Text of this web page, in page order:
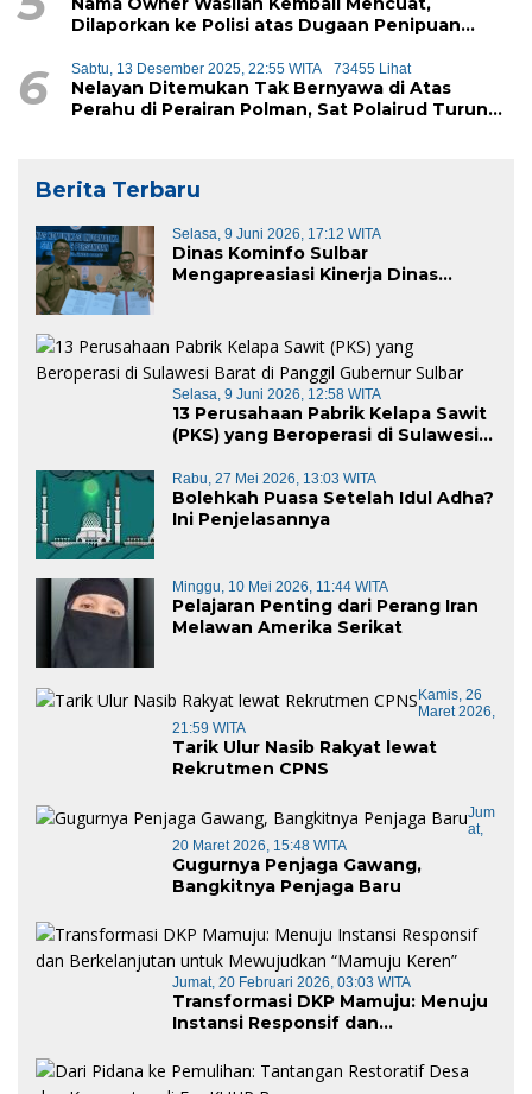
Dilaporkan ke Polisi atas Dugaan Penipuan
6 Sabtu, 13 Desember 2025, 22:55 WITA 73455 Lihat
Nelayan Ditemukan Tak Bernyawa di Atas
Perahu di Perairan Polman, Sat Polairud Turun
Berita Terbaru
Selasa, 9 Juni 2026, 17:12 WITA
Dinas Kominfo Sulbar
Mengapreasiasi Kinerja Dinas
Selasa, 9 Juni 2026, 12:58 WITA
13 Perusahaan Pabrik Kelapa Sawit
(PKS) yang Beroperasi di Sulawesi
Rabu, 27 Mei 2026, 13:03 WITA
Bolehkah Puasa Setelah Idul Adha?
Ini Penjelasannya
Minggu, 10 Mei 2026, 11:44 WITA
Pelajaran Penting dari Perang Iran
Melawan Amerika Serikat
Kamis, 26
Maret 2026,
21:59 WITA
Tarik Ulur Nasib Rakyat lewat
Rekrutmen CPNS
Jum
At,
20 Maret 2026, 15:48 WITA
Gugurnya Penjaga Gawang,
Bangkitnya Penjaga Baru
Jumat, 20 Februari 2026, 03:03 WITA
Transformasi DKP Mamuju: Menuju
Instansi Responsif dan
“Mamuju Keren”